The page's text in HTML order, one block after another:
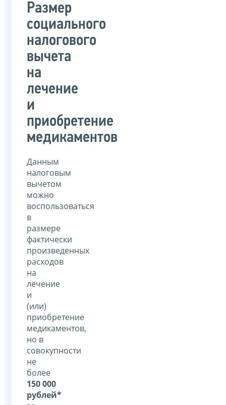
Размер
социального
налогового
вычета
на
лечение
и
приобретение
медикаментов
Данным
налоговым
вычетом
можно
воспользоваться
в
размере
фактически
произведенных
расходов
на
лечение
и
(или)
приобретение
медикаментов,
но в
совокупности
не
более
150 000
рублей*